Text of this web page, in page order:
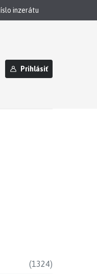
Prihlásiť
(1324)